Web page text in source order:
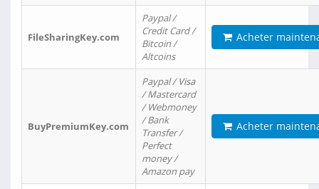
FileSharingKey.com
Paypal /
Credit Card /
Bitcoin /
Altcoins
Acheter
BuyPremiumKey.com
Paypal / Visa
/ Mastercard
/ Webmoney
/ Bank
Transfer /
Perfect
money /
Amazon pay
Acheter